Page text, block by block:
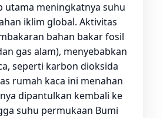
utama meningkatnya suhu
iklim global. Aktivitas
bahan bakar fosil
gas alam), menyebabkan
seperti karbon dioksida
rumah kaca ini menahan
dipantulkan kembali ke
suhu permukaan Bumi